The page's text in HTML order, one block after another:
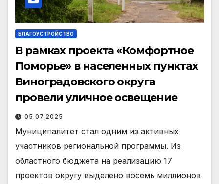
БЛАГОУСТРОЙСТВО
В рамках проекта «Комфортное
Поморье» в населенных пунктах
Виноградовского округа
провели уличное освещение
05.07.2025
Муниципалитет стал одним из активных
участников региональной программы. Из
областного бюджета на реализацию 17
проектов округу выделено восемь миллионов